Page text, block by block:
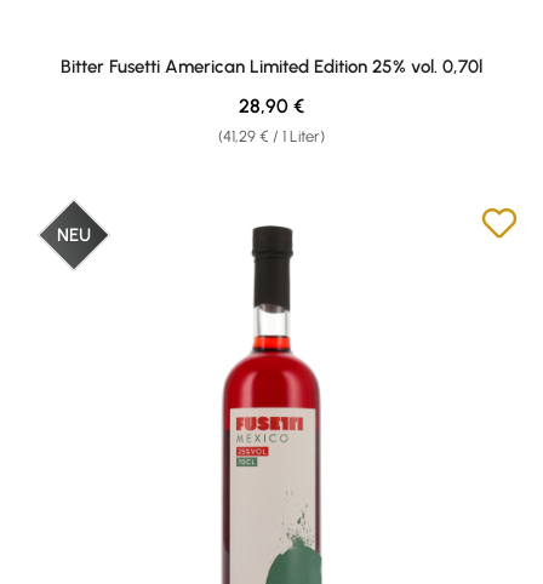
Bitter Fusetti American Limited Edition 25% vol. 0,70l
(41,29 € / 1 Liter)
Regulärer Preis:
28,90 €
NEU